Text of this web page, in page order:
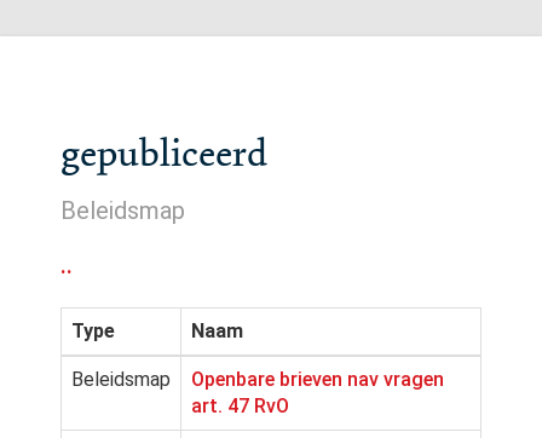
gepubliceerd
Beleidsmap
..
Type Naam
Beleidsmap
Openbare brieven nav vragen
art. 47 RvO